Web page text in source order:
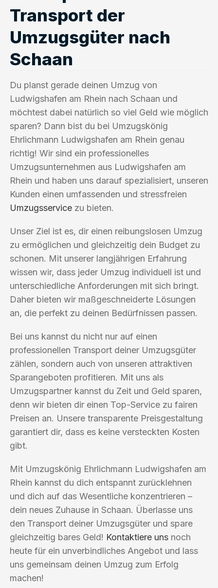
Transport der
Umzugsgüter nach
Schaan
Du planst gerade deinen Umzug von
Ludwigshafen am Rhein nach Schaan und
möchtest dabei natürlich so viel Geld wie möglich
sparen? Dann bist du bei Umzugskönig
Ehrlichmann Ludwigshafen am Rhein genau
richtig! Wir sind ein professionelles
Umzugsunternehmen aus Ludwigshafen am
Rhein und haben uns darauf spezialisiert, unseren
Kunden einen umfassenden und stressfreien
Umzugsservice zu bieten.
Unser Ziel ist es, dir einen reibungslosen Umzug
zu ermöglichen und gleichzeitig dein Budget zu
schonen. Mit unserer langjährigen Erfahrung
wissen wir, dass jeder Umzug individuell ist und
unterschiedliche Anforderungen mit sich bringt.
Daher bieten wir maßgeschneiderte Lösungen
an, die perfekt zu deinen Bedürfnissen passen.
Bei uns kannst du nicht nur auf einen
professionellen Transport deiner Umzugsgüter
zählen, sondern auch von unseren attraktiven
Sparangeboten profitieren. Mit uns als
Umzugspartner kannst du Zeit und Geld sparen,
denn wir bieten dir einen Top-Service zu fairen
Preisen an. Unsere transparente Preisgestaltung
garantiert dir, dass es keine versteckten Kosten
gibt.
Mit Umzugskönig Ehrlichmann Ludwigshafen am
Rhein kannst du dich entspannt zurücklehnen
und dich auf das Wesentliche konzentrieren –
dein neues Zuhause in Schaan. Überlasse uns
den Transport deiner Umzugsgüter und spare
gleichzeitig bares Geld! Kontaktiere uns noch
heute für ein unverbindliches Angebot und lass
uns gemeinsam deinen Umzug zum Erfolg
machen!